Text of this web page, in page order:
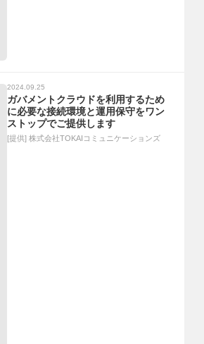
2024.09.25
ガバメントクラウドを利用するため
に必要な接続環境と運用保守をワン
ストップでご提供します
[提供] 株式会社TOKAIコミュニケーションズ